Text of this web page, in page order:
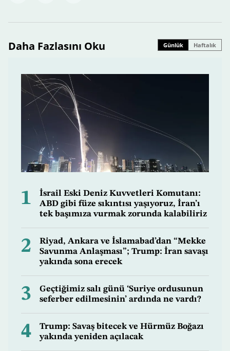
Daha Fazlasını Oku Günlük Haftalık
1
İsrail Eski Deniz Kuvvetleri Komutanı:
ABD gibi füze sıkıntısı yaşıyoruz, İran’ı
tek başımıza vurmak zorunda kalabiliriz
2
Riyad, Ankara ve İslamabad’dan “Mekke
Savunma Anlaşması”; Trump: İran savaşı
yakında sona erecek
3
Geçtiğimiz salı günü ‘Suriye ordusunun
seferber edilmesinin’ ardında ne vardı?
4
Trump: Savaş bitecek ve Hürmüz Boğazı
yakında yeniden açılacak